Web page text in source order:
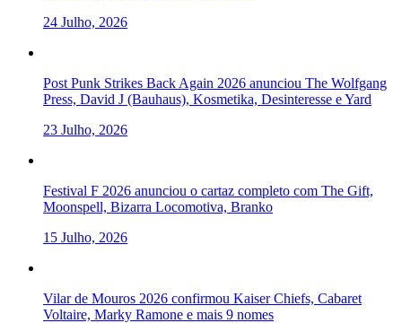
24 Julho, 2026
Post Punk Strikes Back Again 2026 anunciou The Wolfgang
Press, David J (Bauhaus), Kosmetika, Desinteresse e Yard
23 Julho, 2026
Festival F 2026 anunciou o cartaz completo com The Gift,
Moonspell, Bizarra Locomotiva, Branko
15 Julho, 2026
Vilar de Mouros 2026 confirmou Kaiser Chiefs, Cabaret
Voltaire, Marky Ramone e mais 9 nomes